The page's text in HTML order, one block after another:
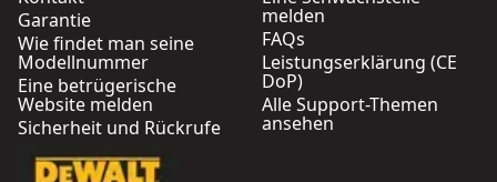
Garantie
Wie findet man seine
Modellnummer
Eine betrügerische
Website melden
Sicherheit und Rückrufe
melden
FAQs
Leistungserklärung (CE
DoP)
Alle Support-Themen
ansehen